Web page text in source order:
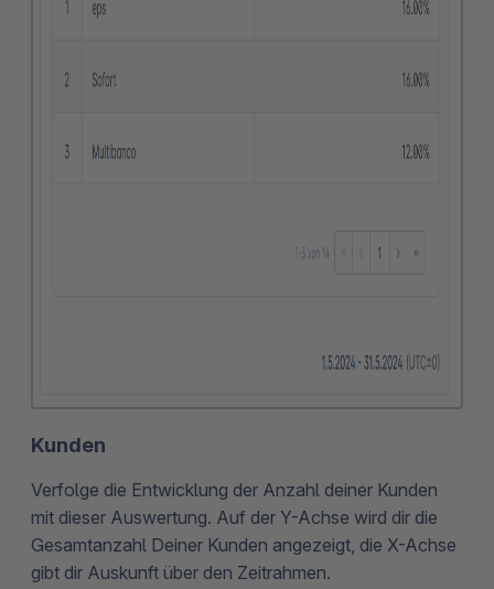
Kunden
Verfolge die Entwicklung der Anzahl deiner Kunden
mit dieser Auswertung. Auf der Y-Achse wird dir die
Gesamtanzahl Deiner Kunden angezeigt, die X-Achse
gibt dir Auskunft über den Zeitrahmen.